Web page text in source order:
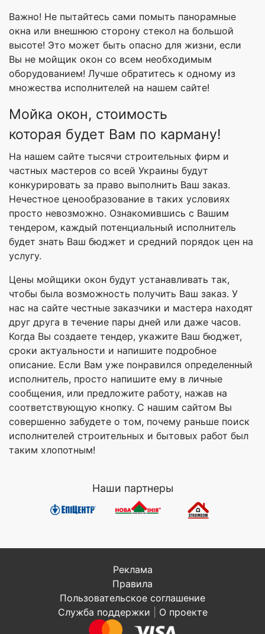
Важно! Не пытайтесь сами помыть панорамные
окна или внешнюю сторону стекол на большой
высоте! Это может быть опасно для жизни, если
Вы не мойщик окон со всем необходимым
оборудованием! Лучше обратитесь к одному из
множества исполнителей на нашем сайте!
Мойка окон, стоимость
которая будет Вам по карману!
На нашем сайте тысячи строительных фирм и
частных мастеров со всей Украины будут
конкурировать за право выполнить Ваш заказ.
Нечестное ценообразование в таких условиях
просто невозможно. Ознакомившись с Вашим
тендером, каждый потенциальный исполнитель
будет знать Ваш бюджет и средний порядок цен на
услугу.
Цены мойщики окон будут устанавливать так,
чтобы была возможность получить Ваш заказ. У
нас на сайте честные заказчики и мастера находят
друг друга в течение пары дней или даже часов.
Когда Вы создаете тендер, укажите Ваш бюджет,
сроки актуальности и напишите подробное
описание. Если Вам уже понравился определенный
исполнитель, просто напишите ему в личные
сообщения, или предложите работу, нажав на
соответствующую кнопку. С нашим сайтом Вы
совершенно забудете о том, почему раньше поиск
исполнителей строительных и бытовых работ был
таким хлопотным!
Наши партнеры
Реклама
Правила
Пользовательское соглашение
Служба поддержки
О проекте